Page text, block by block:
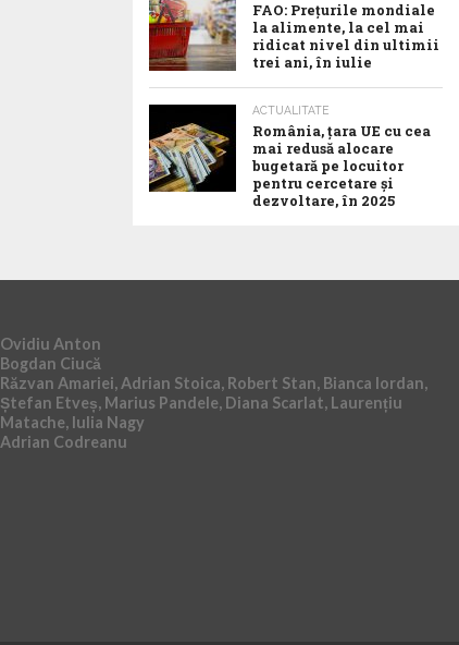
FAO: Prețurile mondiale
la alimente, la cel mai
ridicat nivel din ultimii
trei ani, în iulie
ACTUALITATE
România, țara UE cu cea
mai redusă alocare
bugetară pe locuitor
pentru cercetare și
dezvoltare, în 2025
Ovidiu Anton
Bogdan Ciucă
Răzvan Amariei, Adrian Stoica, Robert Stan, Bianca Iordan,
Ștefan Etveș, Marius Pandele, Diana Scarlat, Laurențiu
Matache, Iulia Nagy
Adrian Codreanu